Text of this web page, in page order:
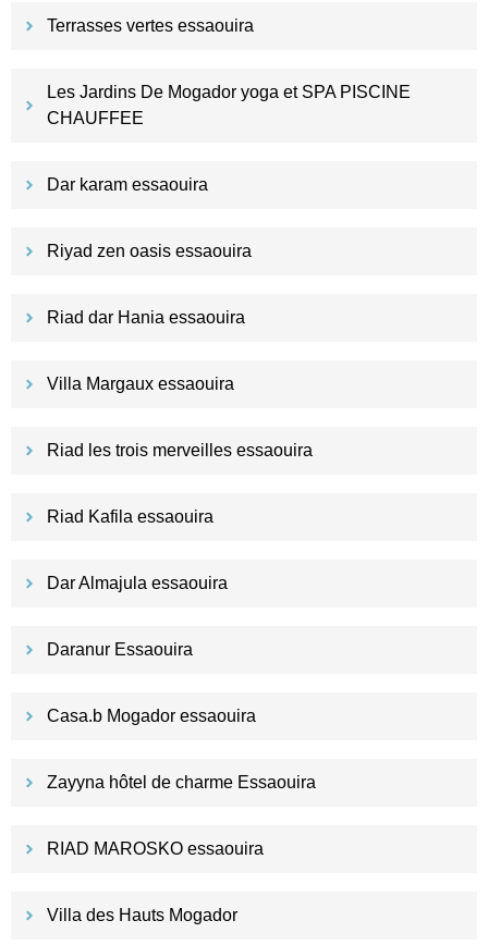
Terrasses vertes essaouira
Les Jardins De Mogador yoga et SPA PISCINE
CHAUFFEE
Dar karam essaouira
Riyad zen oasis essaouira
Riad dar Hania essaouira
Villa Margaux essaouira
Riad les trois merveilles essaouira
Riad Kafila essaouira
Dar Almajula essaouira
Daranur Essaouira
Casa.b Mogador essaouira
Zayyna hôtel de charme Essaouira
RIAD MAROSKO essaouira
Villa des Hauts Mogador